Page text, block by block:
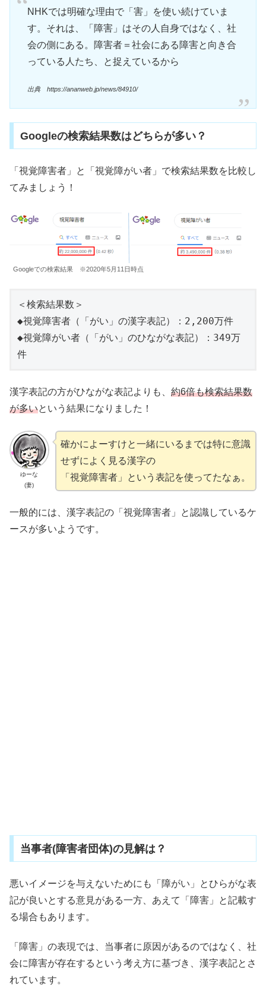
NHKでは明確な理由で「害」を使い続けていま
す。それは、「障害」はその人自身ではなく、社
会の側にある。障害者＝社会にある障害と向き合
っている人たち、と捉えているから
出典 https://ananweb.jp/news/84910/
Googleの検索結果数はどちらが多い？
「視覚障害者」と「視覚障がい者」で検索結果数を比較し
てみましょう！
Googleでの検索結果 ※2020年5月11日時点
＜検索結果数＞
◆視覚障害者（「がい」の漢字表記）：2,200万件
◆視覚障がい者（「がい」のひながな表記）：349万
件
漢字表記の方がひながな表記よりも、 約6倍も検索結果数
が多いという結果になりました！
ゆーな
(妻)
確かによーすけと一緒にいるまでは特に意識
せずによく見る漢字の
「視覚障害者」という表記を使ってたなぁ。
一般的には、漢字表記の「視覚障害者」と認識しているケ
ースが多いようです。
当事者(障害者団体)の見解は？
悪いイメージを与えないためにも「障がい」とひらがな表
記が良いとする意見がある一方、あえて「障害」と記載す
る場合もあります。
「障害」の表現では、当事者に原因があるのではなく、社
会に障害が存在するという考え方に基づき、漢字表記とさ
れています。